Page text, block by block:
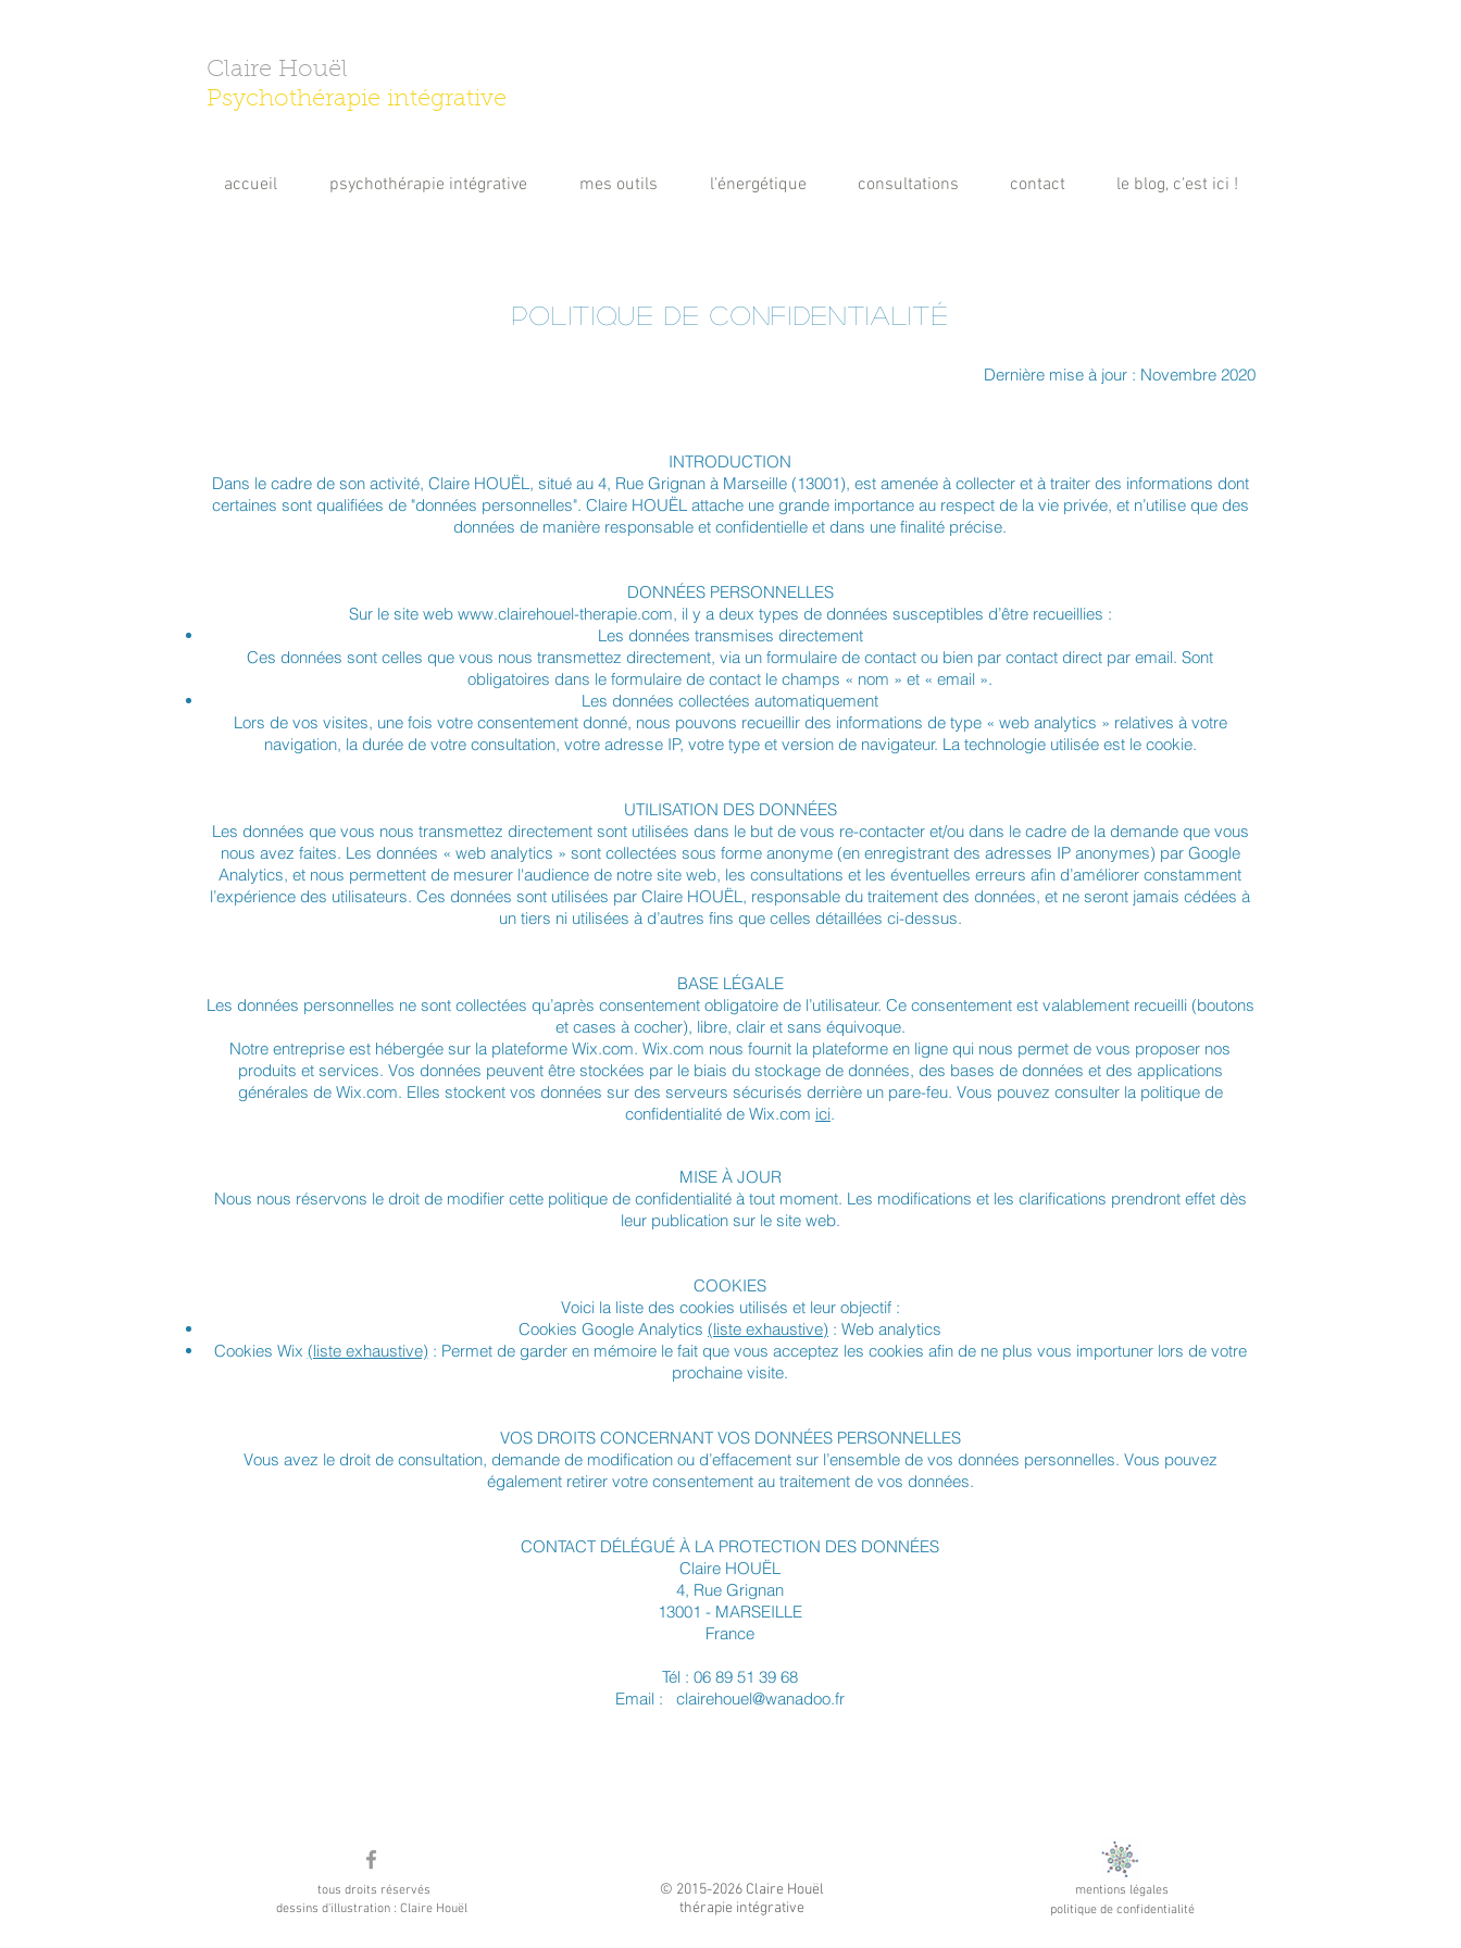
Claire Houël
Psychothérapie intégrative
accueil psychothérapie intégrative mes outils l'énergétique consultations contact le blog, c'est ici !
politique de confidentialité
Dernière mise à jour : Novembre 2020
INTRODUCTION
Dans le cadre de son activité, Claire HOUËL, situé au 4, Rue Grignan à Marseille (13001), est amenée à collecter et à traiter des informations dont
certaines sont qualifiées de "données personnelles". Claire HOUËL attache une grande importance au respect de la vie privée, et n’utilise que des
données de manière responsable et confidentielle et dans une finalité précise.
DONNÉES PERSONNELLES
Sur le site web www.clairehouel-therapie.com, il y a deux types de données susceptibles d’être recueillies :
Les données transmises directement
Ces données sont celles que vous nous transmettez directement, via un formulaire de contact ou bien par contact direct par email. Sont
obligatoires dans le formulaire de contact le champs « nom » et « email ».
Les données collectées automatiquement
Lors de vos visites, une fois votre consentement donné, nous pouvons recueillir des informations de type « web analytics » relatives à votre
navigation, la durée de votre consultation, votre adresse IP, votre type et version de navigateur. La technologie utilisée est le cookie.
UTILISATION DES DONNÉES
Les données que vous nous transmettez directement sont utilisées dans le but de vous re-contacter et/ou dans le cadre de la demande que vous
nous avez faites. Les données « web analytics » sont collectées sous forme anonyme (en enregistrant des adresses IP anonymes) par Google
Analytics, et nous permettent de mesurer l'audience de notre site web, les consultations et les éventuelles erreurs afin d’améliorer constamment
l’expérience des utilisateurs. Ces données sont utilisées par Claire HOUËL, responsable du traitement des données, et ne seront jamais cédées à
un tiers ni utilisées à d’autres fins que celles détaillées ci-dessus.
BASE LÉGALE
Les données personnelles ne sont collectées qu’après consentement obligatoire de l’utilisateur. Ce consentement est valablement recueilli (boutons
et cases à cocher), libre, clair et sans équivoque.
Notre entreprise est hébergée sur la plateforme Wix.com. Wix.com nous fournit la plateforme en ligne qui nous permet de vous proposer nos
produits et services. Vos données peuvent être stockées par le biais du stockage de données, des bases de données et des applications
générales de Wix.com. Elles stockent vos données sur des serveurs sécurisés derrière un pare-feu. Vous pouvez consulter la politique de
confidentialité de Wix.com ici.
MISE À JOUR
Nous nous réservons le droit de modifier cette politique de confidentialité à tout moment. Les modifications et les clarifications prendront effet dès
leur publication sur le site web.
COOKIES
Voici la liste des cookies utilisés et leur objectif :
Cookies Google Analytics (liste exhaustive) : Web analytics
Cookies Wix (liste exhaustive): Permet de garder en mémoire le fait que vous acceptez les cookies afin de ne plus vous importuner lors de votre
prochaine visite.
VOS DROITS CONCERNANT VOS DONNÉES PERSONNELLES
Vous avez le droit de consultation, demande de modification ou d’effacement sur l’ensemble de vos données personnelles. Vous pouvez
également retirer votre consentement au traitement de vos données.
CONTACT DÉLÉGUÉ À LA PROTECTION DES DONNÉES
Claire HOUËL
4, Rue Grignan
13001 - MARSEILLE
France
Tél : 06 89 51 39 68
Email : clairehouel@wanadoo.fr
tous droits réservés
dessins d'illustration : Claire Houël
© 2015-2026 Claire Houël
thérapie intégrative
mentions légales
politique de confidentialité